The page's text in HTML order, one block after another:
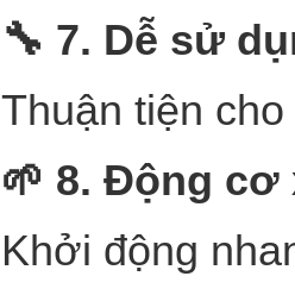
🔧 7. Dễ sử
Thuận tiện
🌱 8. Động cơ
Khởi động